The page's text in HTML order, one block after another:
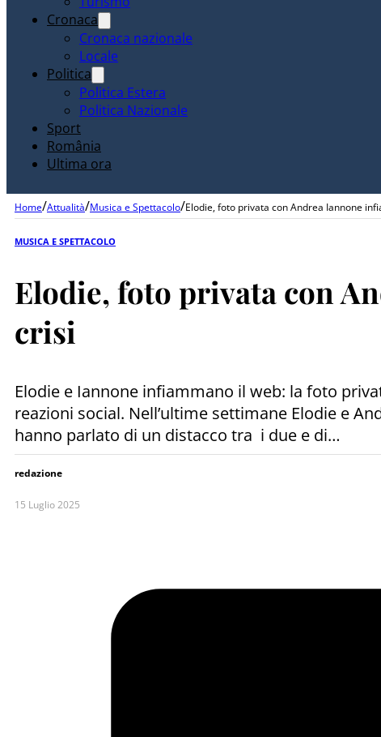
Cronaca
Cronaca nazionale
Locale
Politica
Politica Estera
Politica Nazionale
Sport
România
Ultima ora
Home/Attualità/Musica e Spettacolo/Elodie, foto privata con Andrea Iannone
MUSICA E SPETTACOLO
Elodie, foto privata con
crisi
Elodie e Iannone infiammano il web: la foto
reazioni social. Nell’ultime settimane Elodie e
hanno parlato di un distacco tra i due e di…
redazione
15 Luglio 2025